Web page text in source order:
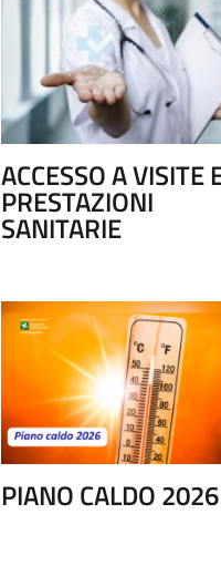
116117
ACCESSO A VISITE
PRESTAZIONI
SANITARIE
PIANO CALDO 2026